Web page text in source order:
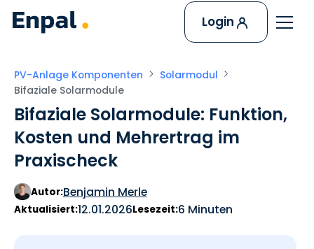
Login
PV-Anlage Komponenten
Solarmodul
Bifaziale Solarmodule
Bifaziale Solarmodule: Funktion,
Kosten und Mehrertrag im
Praxischeck
Autor:Benjamin Merle
Aktualisiert:12.01.2026Lesezeit:6 Minuten